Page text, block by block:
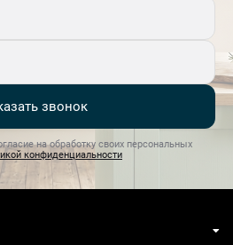
звонок
на обработку своих персональных
конфиденциальности